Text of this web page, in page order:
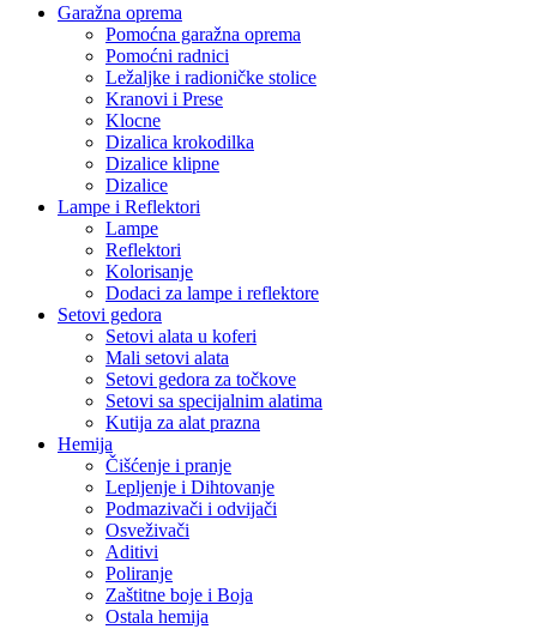
Garažna oprema
Pomoćna garažna oprema
Pomoćni radnici
Ležaljke i radioničke stolice
Kranovi i Prese
Klocne
Dizalica krokodilka
Dizalice klipne
Dizalice
Lampe i Reflektori
Lampe
Reflektori
Kolorisanje
Dodaci za lampe i reflektore
Setovi gedora
Setovi alata u koferi
Mali setovi alata
Setovi gedora za točkove
Setovi sa specijalnim alatima
Kutija za alat prazna
Hemija
Čišćenje i pranje
Lepljenje i Dihtovanje
Podmazivači i odvijači
Osveživači
Aditivi
Poliranje
Zaštitne boje i Boja
Ostala hemija